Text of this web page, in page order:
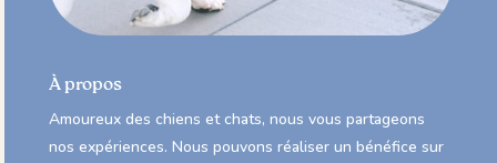
À propos
Amoureux des chiens et chats, nous vous partageons
nos expériences. Nous pouvons réaliser un bénéfice sur